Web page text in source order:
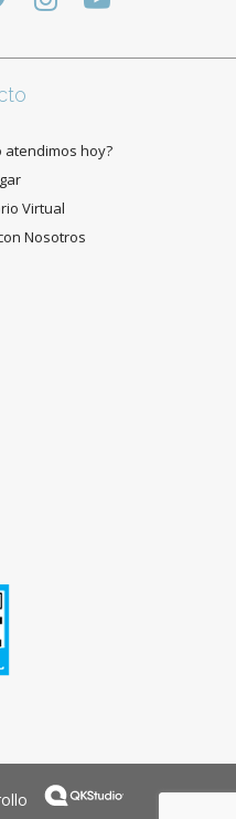
atendimos hoy?
Virtual
Nosotros